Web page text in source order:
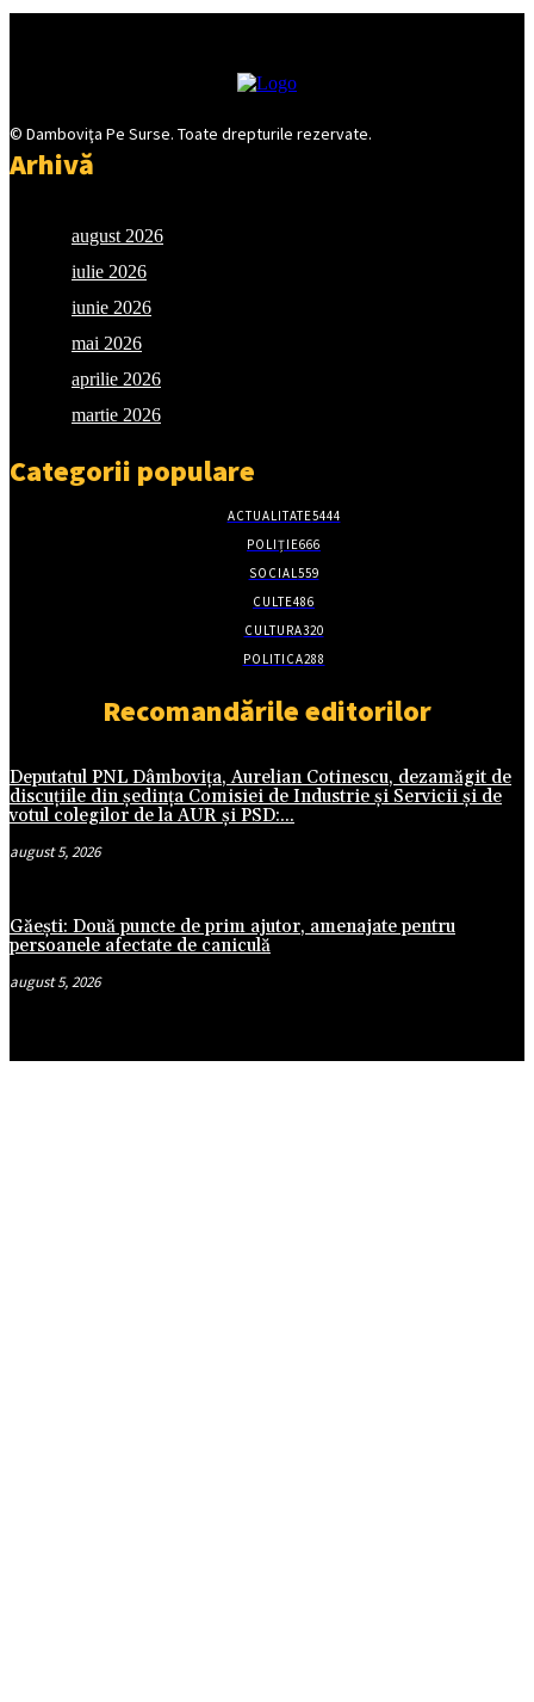
© Damboviţa Pe Surse. Toate drepturile rezervate.
Arhivă
august 2026
iulie 2026
iunie 2026
mai 2026
aprilie 2026
martie 2026
Categorii populare
ACTUALITATE5444
POLIȚIE666
SOCIAL 559
CULTE486
CULTURA320
POLITICA288
Recomandările editorilor
Deputatul PNL Dâmbovița, Aurelian Cotinescu, dezamăgit de
discuțiile din ședința Comisiei de Industrie și Servicii și de
votul colegilor de la AUR și PSD:...
august 5, 2026
Găești: Două puncte de prim ajutor, amenajate pentru
persoanele afectate de caniculă
august 5, 2026